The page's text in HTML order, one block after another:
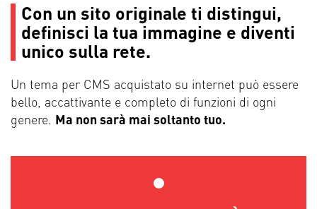
Con un sito originale ti distingui,
definisci la tua immagine e diventi
unico sulla rete.
Un tema per CMS acquistato su internet può essere
bello, accattivante e completo di funzioni di ogni
genere. Ma non sarà mai soltanto tuo.